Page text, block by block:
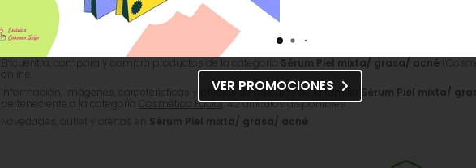
Sérum Facial Piel Mixta y Grasa - Anti Acné y Matificante. Sérum facial para piel mixta y grasa:
¡Compra ahora!.
Encuentra, compara y compra productos de la categoría Sérum Piel mixta/ grasa/ acné
online.
Información, imágenes, características y precios de artículos de la familia
Sérum Piel mixta/
perteneciente a la categoría
Cosmética Facial. 42 artículos disponibles.
Novedades, outlet y ofertas en Sérum Piel mixta/ grasa/ acné
VER PROMOCIONES